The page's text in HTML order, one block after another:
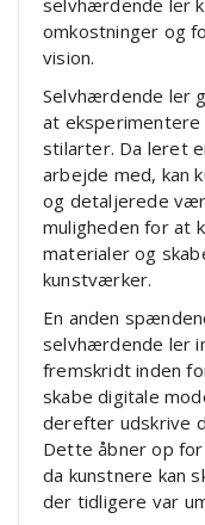
omkostninger og
vision.
Selvhærdende ler
at
stilarter. Da leret
arbejde med, kan
og detaljerede
muligheden for at
materialer og
kunstværker.
En anden
selvhærdende ler
fremskridt inden
skabe digitale
derefter udskrive
Dette åbner op
da kunstnere kan
der tidligere var